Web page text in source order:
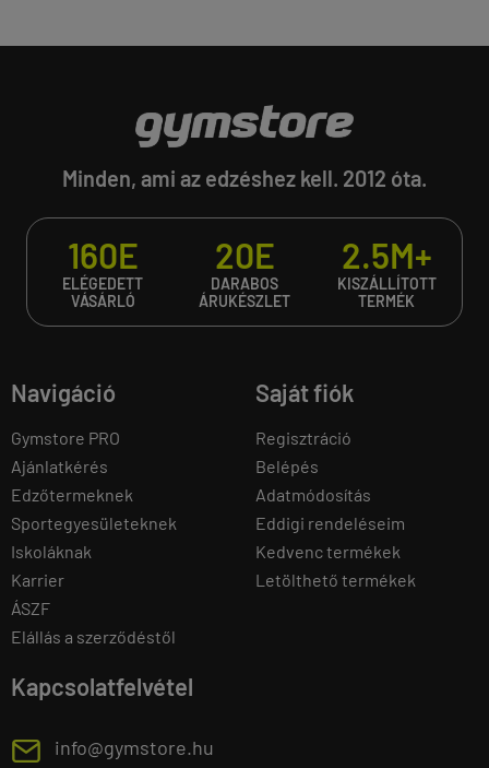
Minden, ami az edzéshez kell. 2012 óta.
160E
ELÉGEDETT
VÁSÁRLÓ
20E
DARABOS
ÁRUKÉSZLET
2.5M+
KISZÁLLÍTOTT
TERMÉK
Navigáció
Gymstore PRO
Ajánlatkérés
Edzőtermeknek
Sportegyesületeknek
Iskoláknak
Karrier
ÁSZF
Elállás a szerződéstől
Saját fiók
Regisztráció
Belépés
Adatmódosítás
Eddigi rendeléseim
Kedvenc termékek
Letölthető termékek
Kapcsolatfelvétel
E info@gymstore.hu